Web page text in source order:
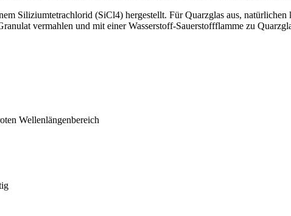
Siliziumtetrachlorid (SiCl4) hergestellt. Für Quarzglas aus,
vermahlen und mit einer Wasserstoff-Sauerstoffflamme zu
Wellenlängenbereich